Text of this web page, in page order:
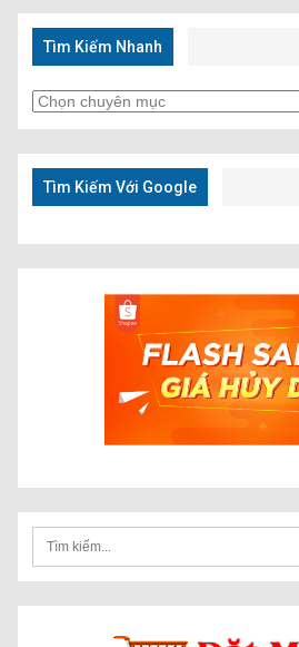
Tìm Kiếm Nhanh
Tìm
Kiếm
Nhanh
Tìm Kiếm Với Google